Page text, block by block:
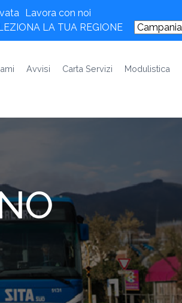
Lavora con noi
LA TUA REGIONE
Avvisi Carta Servizi Modulistica